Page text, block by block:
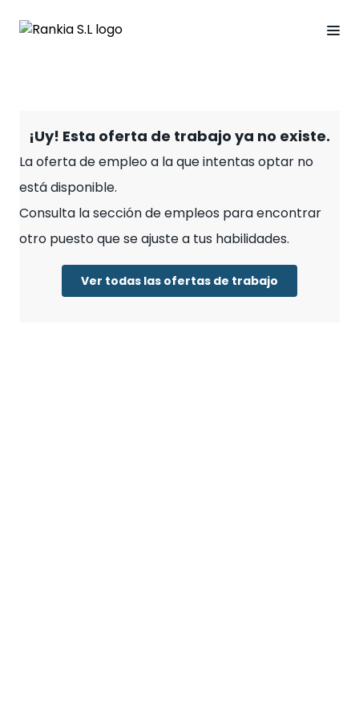
¡Uy! Esta oferta de trabajo ya no existe.
La oferta de empleo a la que intentas optar no
está disponible.
Consulta la sección de empleos para encontrar
otro puesto que se ajuste a tus habilidades.
Ver todas las ofertas de trabajo